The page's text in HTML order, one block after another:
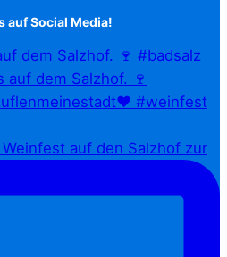
auf Social Media!
dem Salzhof. 🍷 #badsalz
auf den Salzhof zur